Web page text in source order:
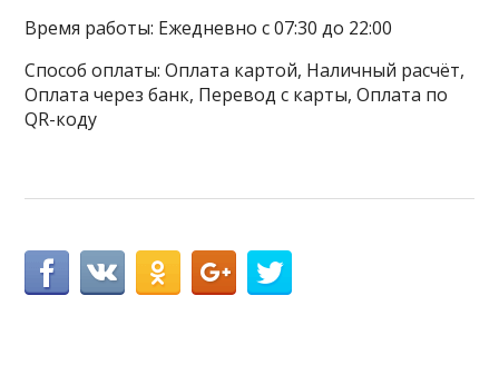
Время работы: Ежедневно с 07:30 до 22:00
Способ оплаты: Оплата картой, Наличный расчёт,
Оплата через банк, Перевод с карты, Оплата по
QR-коду